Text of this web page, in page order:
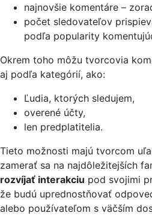
najnovšie komentáre –
počet sledovateľov
podľa popularity
Okrem toho môžu tvorcovia
aj podľa kategórií, ako:
Ľudia, ktorých sledujem,
overené účty,
len predplatitelia.
Tieto možnosti majú tvorcom
zamerať sa na najdôležitejších
rozvíjať interakciu pod svojimi
že budú uprednostňovať
alebo používateľom s väčším